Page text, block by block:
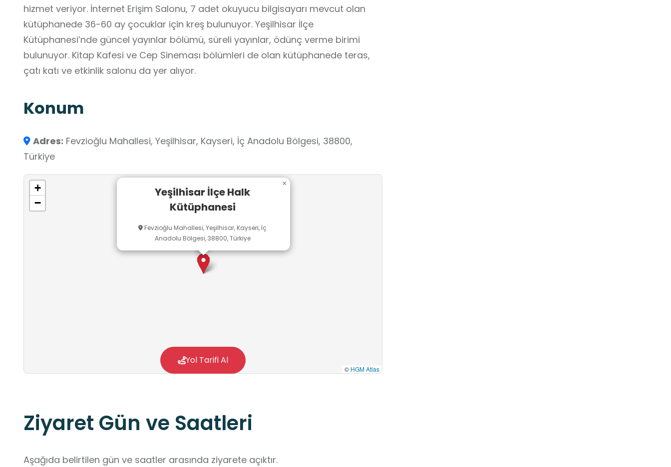
hizmet veriyor. İnternet Erişim Salonu, 7 adet okuyucu bilgisayarı mevcut olan
kütüphanede 36-60 ay çocuklar için kreş bulunuyor. Yeşilhisar İlçe
Kütüphanesi’nde güncel yayınlar bölümü, süreli yayınlar, ödünç verme birimi
bulunuyor. Kitap Kafesi ve Cep Sineması bölümleri de olan kütüphanede teras,
çatı katı ve etkinlik salonu da yer alıyor.
Konum
Adres: Fevzioğlu Mahallesi, Yeşilhisar, Kayseri, İç Anadolu Bölgesi, 38800,
Türkiye
Yeşilhisar İlçe Halk
Kütüphanesi
Fevzioğlu Mahallesi, Yeşilhisar, Kayseri, İç
Anadolu Bölgesi, 38800, Türkiye
×
+
−
© HGM Atlas
Yol Tarifi Al
Ziyaret Gün ve Saatleri
Aşağıda belirtilen gün ve saatler arasında ziyarete açıktır.